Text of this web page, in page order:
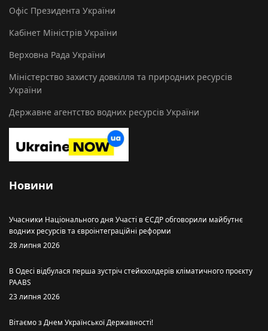
Офіс Президента України
Кабінет Міністрів України
Верховна Рада України
Міністерство захисту довкілля та природних ресурсів
України
Державне агентство водних ресурсів України
Новини
Учасники Національного дня Участі в ЄСДР обговорили майбутнє
водних ресурсів та євроінтеграційні реформи
28 липня 2026
В Одесі відбулася перша зустріч стейкхолдерів кліматичного проєкту
PAABS
23 липня 2026
Вітаємо з Днем Української Державності!